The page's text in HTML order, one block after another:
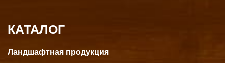
КАТАЛОГ
Ландшафтная продукция